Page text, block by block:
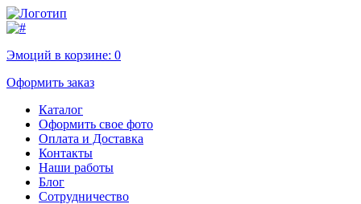
Эмоций в корзине: 0
Оформить заказ
Каталог
Оформить свое фото
Оплата и Доставка
Контакты
Наши работы
Блог
Сотрудничество